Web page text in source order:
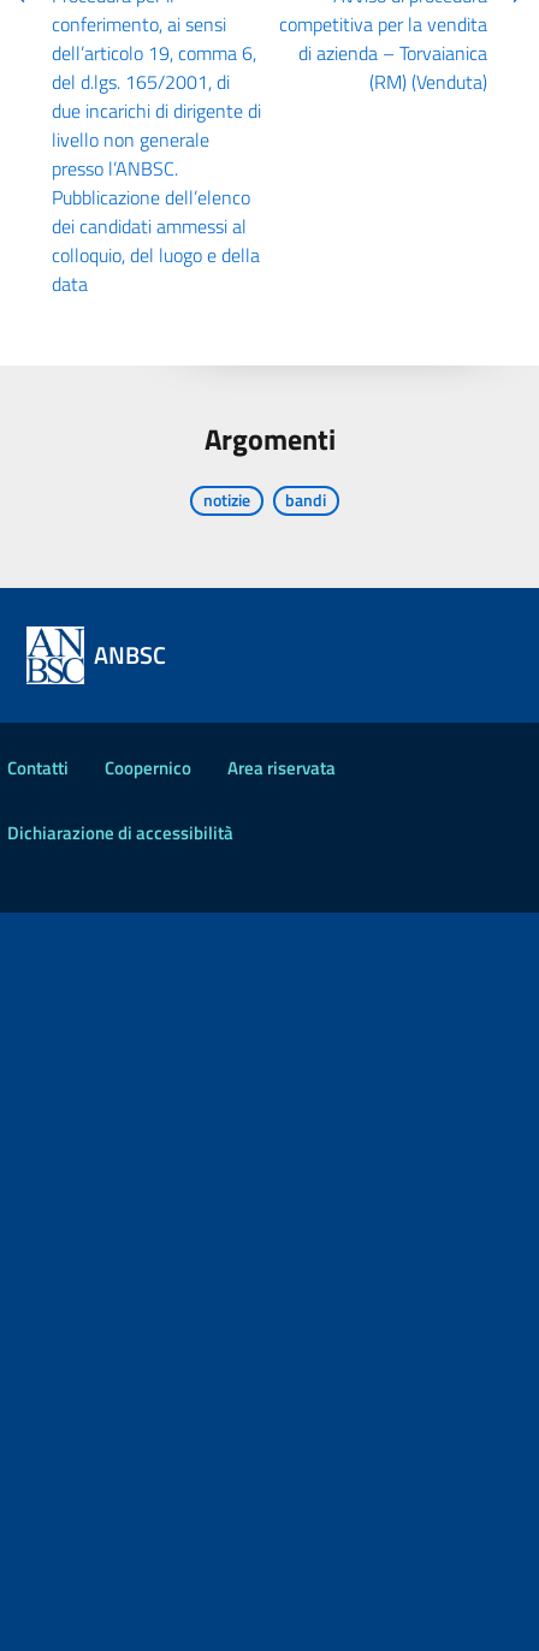
conferimento, ai sensi
dell’articolo 19, comma 6,
del d.lgs. 165/2001, di
due incarichi di dirigente di
livello non generale
presso l’ANBSC.
Pubblicazione dell’elenco
dei candidati ammessi al
colloquio, del luogo e della
data
competitiva per la vendita
di azienda – Torvaianica
(RM) (Venduta)
Argomenti
notizie bandi
ANBSC
Contatti Coopernico Area riservata
Dichiarazione di accessibilità